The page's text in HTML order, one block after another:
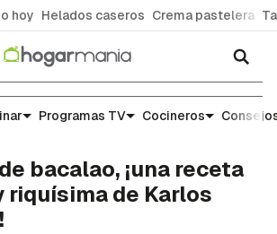
hoy Helados caseros Crema pastelera
Programas TV Cocineros
bacalao, ¡una receta
riquísima de Karlos